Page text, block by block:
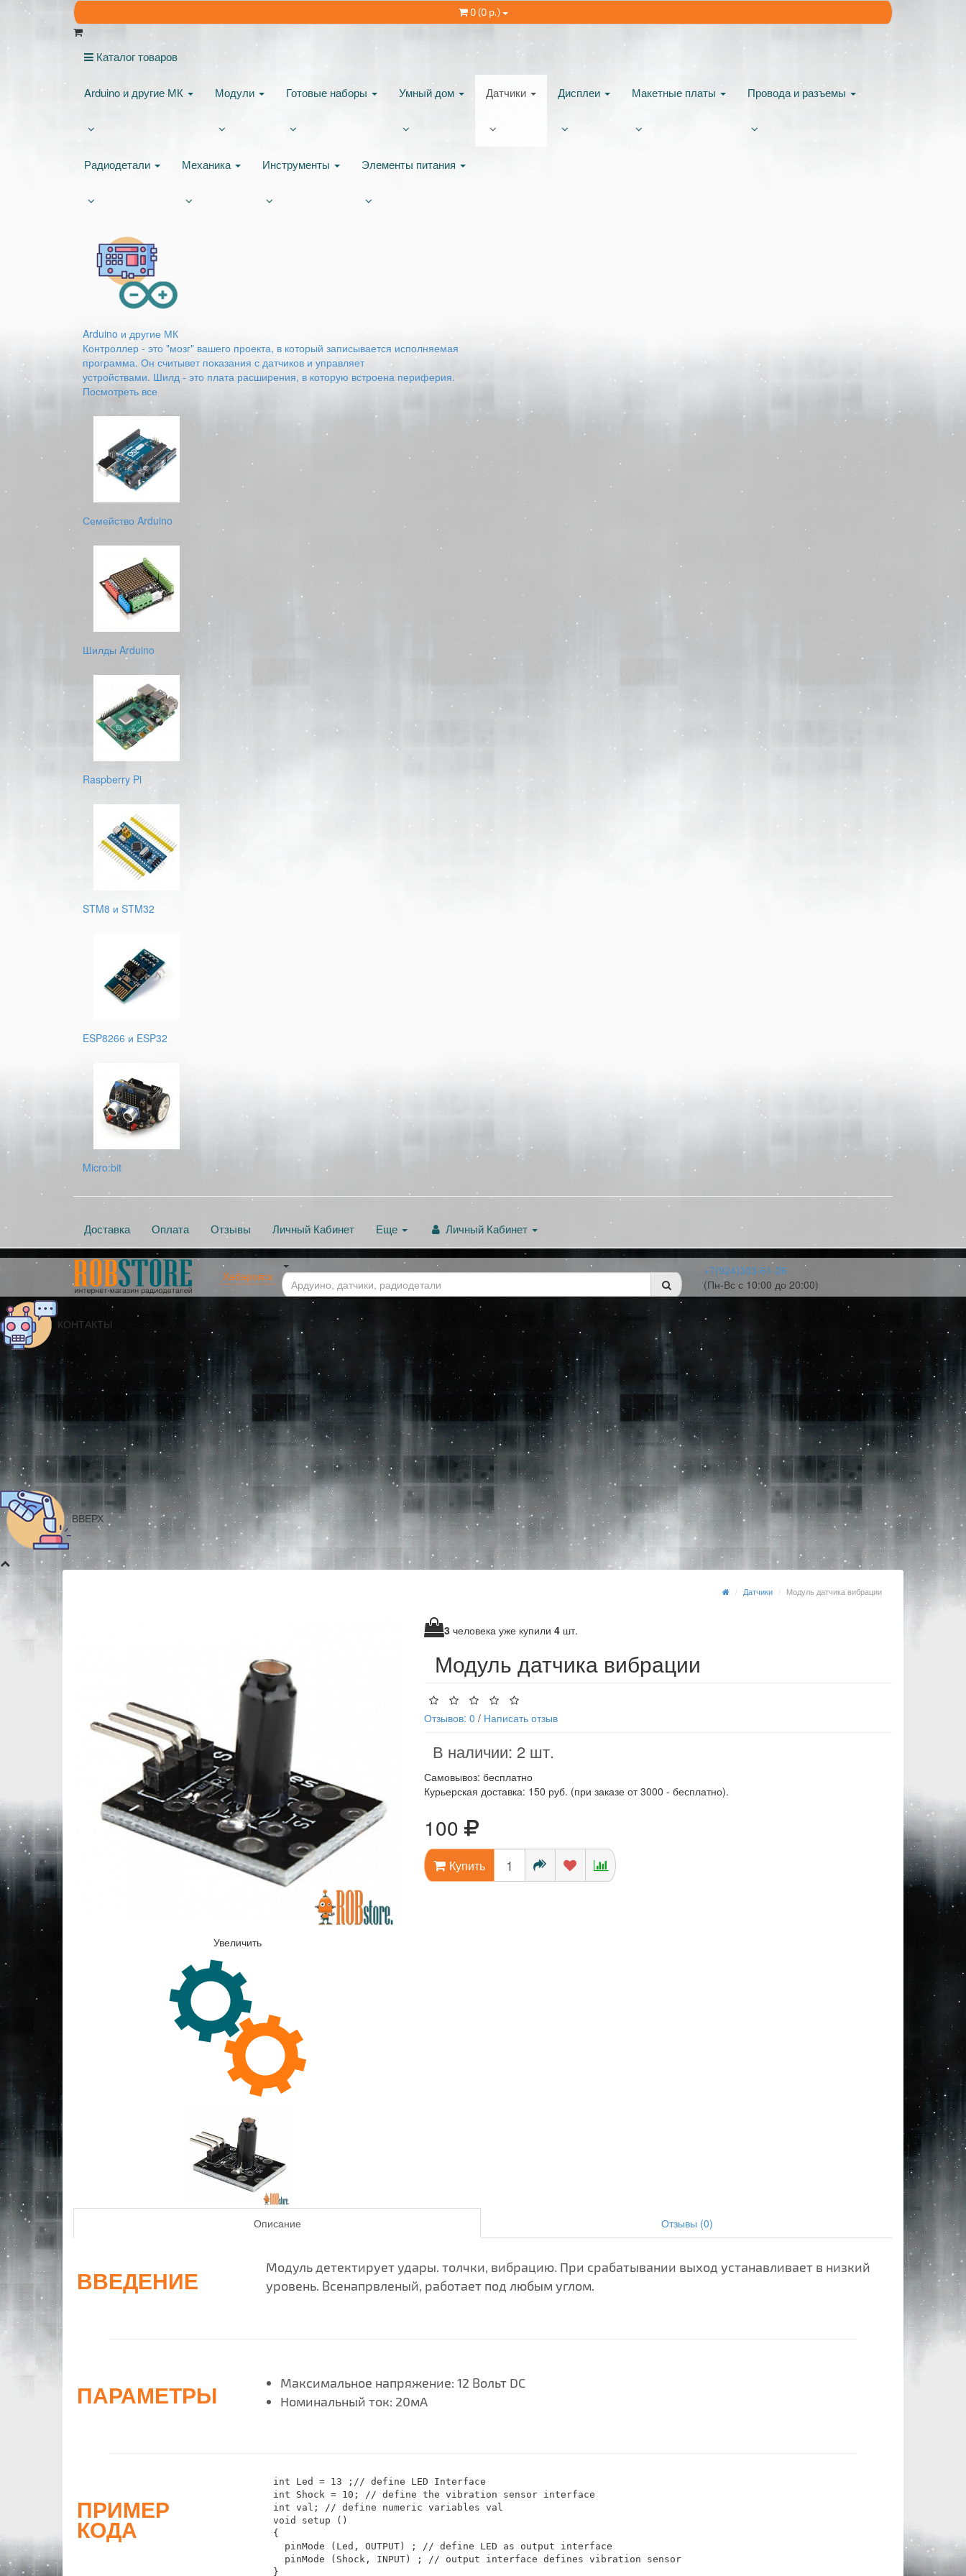
0 (0 р.)
Каталог товаров
Arduino и другие МК Модули Готовые наборы Умный дом Датчики Дисплеи Макетные платы Провода и разъемы
Радиодетали Механика Инструменты Элементы питания
Arduino и другие МК
Контроллер - это "мозг" вашего проекта, в который записывается исполняемая
программа. Он считывет показания с датчиков и управляет
устройствами. Шилд - это плата расширения, в которую встроена периферия.
Посмотреть все
Семейство Arduino
Шилды Arduino
Raspberry Pi
STM8 и STM32
ESP8266 и ESP32
Micro:bit
Доставка Оплата Отзывы Личный Кабинет Еще Личный Кабинет
Хабаровск
+7(924)303-61-26
(Пн-Вс с 10:00 до 20:00)
КОНТАКТЫ
ВВЕРХ
Датчики Модуль датчика вибрации
Увеличить
3человека уже купили 4шт.
Модуль датчика вибрации
Отзывов: 0 / Написать отзыв
В наличии: 2 шт.
Самовывоз: бесплатно
Курьерская доставка: 150 руб. (при заказе от 3000 - бесплатно).
100
Купить
Описание Отзывы (0)
ВВЕДЕНИЕ
Модуль детектирует удары. толчки, вибрацию. При срабатывании выход устанавливает в низкий
уровень. Всенапрвленый, работает под любым углом.
ПАРАМЕТРЫ
Максимальное напряжение: 12 Вольт DC
Номинальный ток: 20мА
ПРИМЕР
КОДА
int Led = 13 ;// define LED Interface
int Shock = 10; // define the vibration sensor interface
int val; // define numeric variables val
void setup ()
{
  pinMode (Led, OUTPUT) ; // define LED as output interface
  pinMode (Shock, INPUT) ; // output interface defines vibration sensor
}